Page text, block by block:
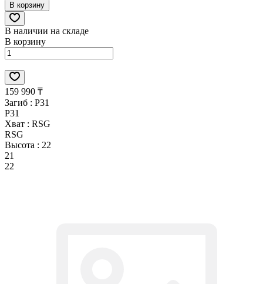
В корзину
В наличии на складе
В корзину
159 990 ₸
Загиб : P31
P31
Хват : RSG
RSG
Высота : 22
21
22